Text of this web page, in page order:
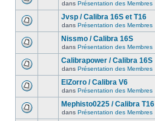
dans Présentation des Membres
Jvsp / Calibra 16S et T16
dans Présentation des Membres
Nissmo / Calibra 16S
dans Présentation des Membres
Calibrapower / Calibra 16S
dans Présentation des Membres
ElZorro / Calibra V6
dans Présentation des Membres
Mephisto0225 / Calibra T16
dans Présentation des Membres